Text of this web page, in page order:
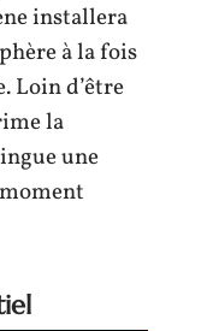
installera
à la fois
Loin d’être
la
une